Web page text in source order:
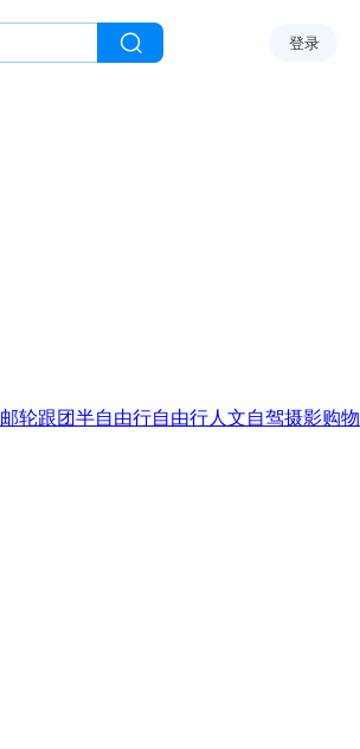
登录
邮轮跟团半自由行自由行人文自驾摄影购物